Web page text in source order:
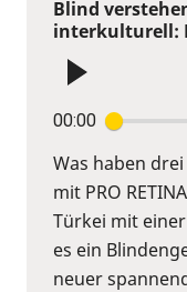
Blind
interkulturell:
00:00
Was haben
mit PRO
Türkei mit
es ein
neuer